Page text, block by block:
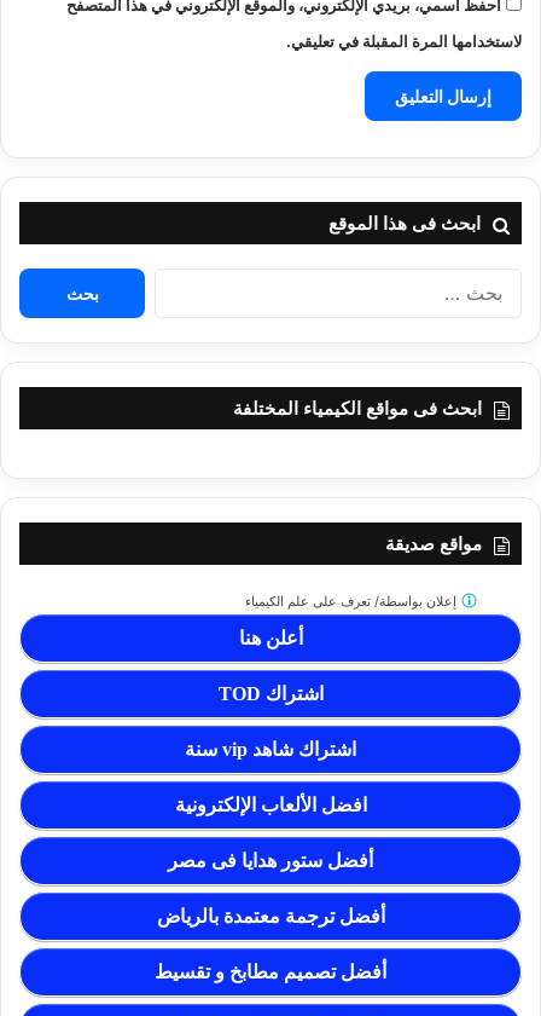
احفظ اسمي، بريدي الإلكتروني، والموقع الإلكتروني في هذا المتصفح
لاستخدامها المرة المقبلة في تعليقي.
ابحث فى هذا الموقع
البحث
ابحث فى مواقع الكيمياء المختلفة
مواقع صديقة
أعلن هنا
اشتراك TOD
اشتراك شاهد vip سنة
افضل الألعاب الإلكترونية
أفضل ستور هدايا فى مصر
أفضل ترجمة معتمدة بالرياض
أفضل تصميم مطابخ و تقسيط
إعلان بواسطة/ تعرف على علم الكيمياء